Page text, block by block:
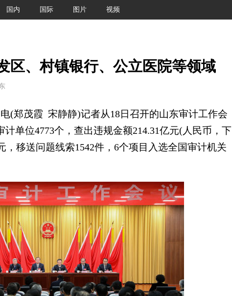
国内 国际 图片 视频
区、村镇银行、公立医院等领域
郑茂霞 宋静静)记者从18日召开的山东审计工作会
计单位4773个，查出违规金额214.31亿元(人民币，下
，移送问题线索1542件，6个项目入选全国审计机关